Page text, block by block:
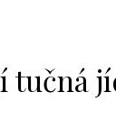
tučná